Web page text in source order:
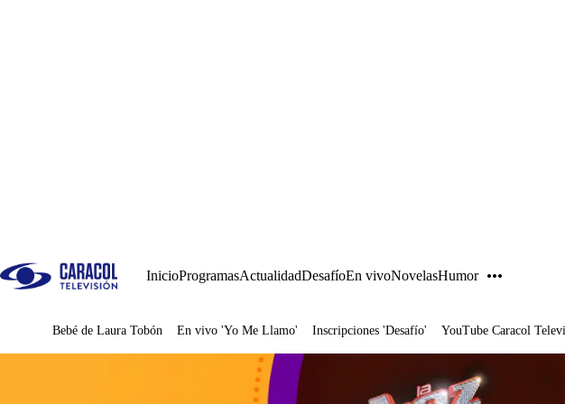
InicioProgramasActualidadDesafíoEn vivoNovelasHumor
Juegos
Bebé de Laura Tobón En vivo 'Yo Me Llamo' Inscripciones 'Desafío' YouTube Caracol